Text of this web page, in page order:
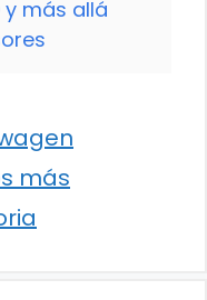
y más allá
más